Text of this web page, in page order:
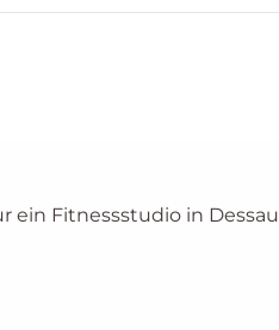
ein Fitnessstudio in